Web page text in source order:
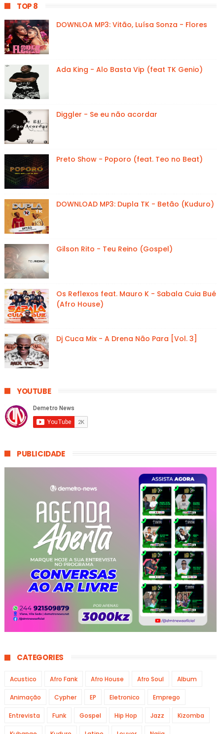
TOP 8
DOWNLOA MP3: Vitão, Luísa Sonza - Flores
Ada King - Alo Basta Vip (feat TK Genio)
Diggler - Se eu não acordar
Preto Show - Poporo (feat. Teo no Beat)
DOWNLOAD MP3: Dupla TK - Betão (Kuduro)
Gilson Rito - Teu Reino (Gospel)
Os Reflexos feat. Mauro K - Sabala Cuia Bué
(Afro House)
Dj Cuca Mix - A Drena Não Para [Vol. 3]
YOUTUBE
PUBLICIDADE
CATEGORIES
Acustico Afro Fank Afro House Afro Soul Album
Animação Cypher EP Eletronico Emprego
Entrevista Funk Gospel Hip Hop Jazz Kizomba